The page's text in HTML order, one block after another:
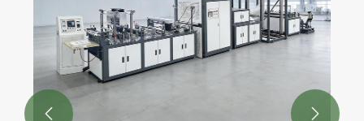
muligheder
Se mere >>
 